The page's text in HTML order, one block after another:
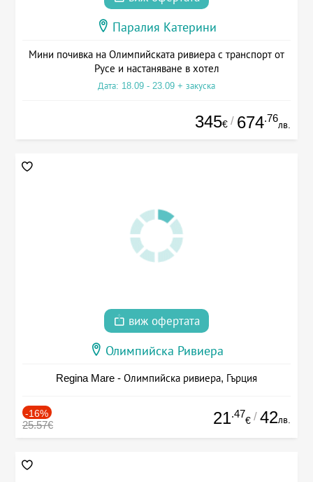
Паралия Катерини
Мини почивка на Олимпийската ривиера с транспорт от
Русе и настаняване в хотел
Дата: 18.09 - 23.09 + закуска
345€ / 674.76
лв.
виж офертата
Олимпийска Ривиера
Regina Mare - Олимпийска ривиера, Гърция
-16%
25.57€ 21.47
€ / 42лв.